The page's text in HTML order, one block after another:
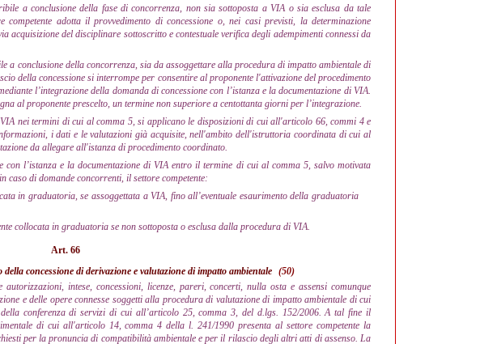
a conclusione della fase di concorrenza, non sia sottoposta a VIA o sia esclusa da tale
adotta il provvedimento di concessione o, nei casi previsti, la determinazione
acquisizione del disciplinare sottoscritto e contestuale verifica degli adempimenti connessi da
a conclusione della concorrenza, sia da assoggettare alla procedura di impatto ambientale di
della concessione si interrompe per consentire al proponente l'attivazione del procedimento
l’integrazione della domanda di concessione con l’istanza e la documentazione di VIA.
al proponente prescelto, un termine non superiore a centottanta giorni per l’integrazione.
nei termini di cui al comma 5, si applicano le disposizioni di cui all'articolo 66, commi 4 e
i dati e le valutazioni già acquisite, nell'ambito dell'istruttoria coordinata di cui al
da allegare all'istanza di procedimento coordinato.
l’istanza e la documentazione di VIA entro il termine di cui al comma 5, salvo motivata
caso di domande concorrenti, il settore competente:
in graduatoria, se assoggettata a VIA, fino all’eventuale esaurimento della graduatoria
collocata in graduatoria se non sottoposta o esclusa dalla procedura di VIA.
Art. 66
concessione di derivazione e valutazione di impatto ambientale (50)
intese, concessioni, licenze, pareri, concerti, nulla osta e assensi comunque
e delle opere connesse soggetti alla procedura di valutazione di impatto ambientale di cui
conferenza di servizi di cui all’articolo 25, comma 3, del d.lgs. 152/2006. A tal fine il
di cui all'articolo 14, comma 4 della l. 241/1990 presenta al settore competente la
per la pronuncia di compatibilità ambientale e per il rilascio degli altri atti di assenso. La